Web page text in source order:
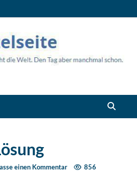
–
Sprüche
Job, Liebe, Geburtstag & mehr. Lachen
einen Kommentar 856